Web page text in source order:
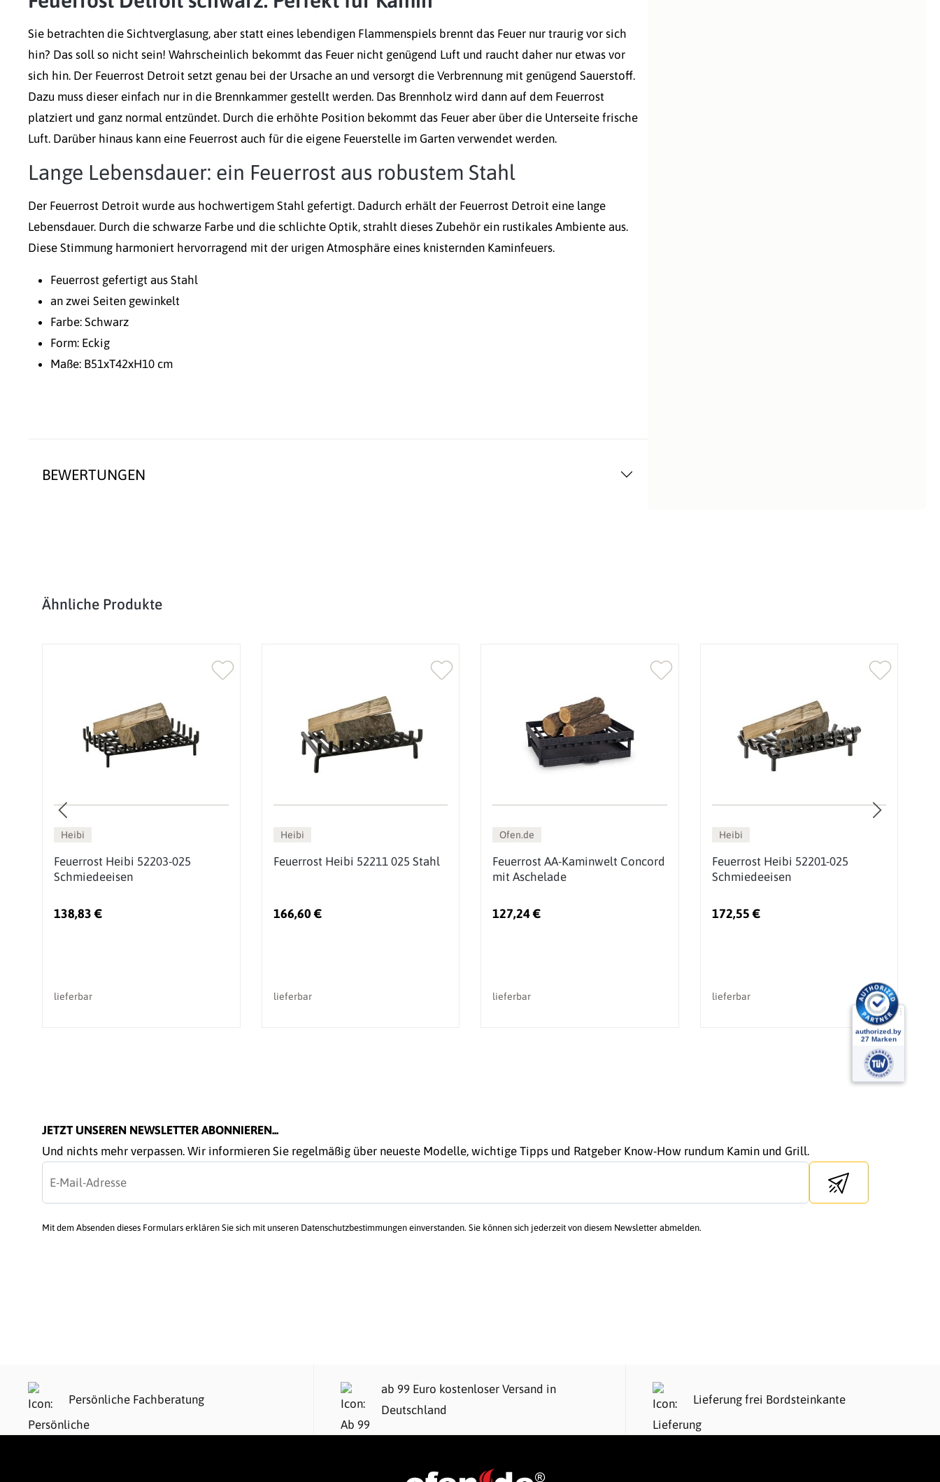
Sie betrachten die Sichtverglasung, aber statt eines lebendigen Flammenspiels brennt das Feuer nur traurig vor sich
hin? Das soll so nicht sein! Wahrscheinlich bekommt das Feuer nicht genügend Luft und raucht daher nur etwas vor
sich hin. Der Feuerrost Detroit setzt genau bei der Ursache an und versorgt die Verbrennung mit genügend Sauerstoff.
Dazu muss dieser einfach nur in die Brennkammer gestellt werden. Das Brennholz wird dann auf dem Feuerrost
platziert und ganz normal entzündet. Durch die erhöhte Position bekommt das Feuer aber über die Unterseite frische
Luft. Darüber hinaus kann eine Feuerrost auch für die eigene Feuerstelle im Garten verwendet werden.
Lange Lebensdauer: ein Feuerrost aus robustem Stahl
Der Feuerrost Detroit wurde aus hochwertigem Stahl gefertigt. Dadurch erhält der Feuerrost Detroit eine lange
Lebensdauer. Durch die schwarze Farbe und die schlichte Optik, strahlt dieses Zubehör ein rustikales Ambiente aus.
Diese Stimmung harmoniert hervorragend mit der urigen Atmosphäre eines knisternden Kaminfeuers.
Feuerrost gefertigt aus Stahl
an zwei Seiten gewinkelt
Farbe: Schwarz
Form: Eckig
Maße: B51xT42xH10 cm
BEWERTUNGEN
Produktgalerie überspringen
Ähnliche Produkte
Heibi
Feuerrost Heibi 52203-025
Schmiedeeisen
138,83 €
lieferbar
Heibi
Feuerrost Heibi 52211 025 Stahl
166,60 €
lieferbar
Ofen.de
Feuerrost AA-Kaminwelt Concord
mit Aschelade
127,24 €
lieferbar
Heibi
Feuerrost Heibi 52201-025
Schmiedeeisen
172,55 €
lieferbar
JETZT UNSEREN NEWSLETTER ABONNIEREN...
Und nichts mehr verpassen. Wir informieren Sie regelmäßig über neueste Modelle, wichtige Tipps und Ratgeber Know-How rundum Kamin und Grill.
Send newsletter
Mit dem Absenden dieses Formulars erklären Sie sich mit unseren Datenschutzbestimmungen einverstanden. Sie können sich jederzeit von diesem Newsletter abmelden.
Persönliche Fachberatung
ab 99 Euro kostenloser Versand in
Deutschland
Lieferung frei Bordsteinkante